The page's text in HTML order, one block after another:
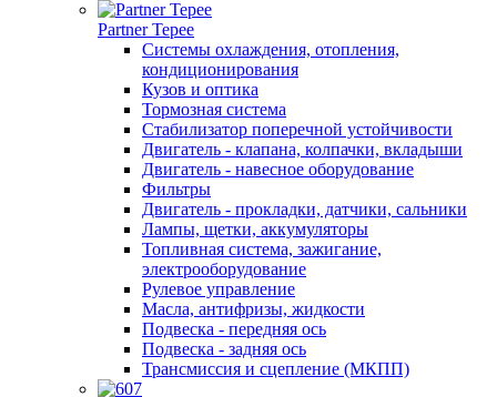
Partner Tepee
Системы охлаждения, отопления,
кондиционирования
Кузов и оптика
Тормозная система
Стабилизатор поперечной устойчивости
Двигатель - клапана, колпачки, вкладыши
Двигатель - навесное оборудование
Фильтры
Двигатель - прокладки, датчики, сальники
Лампы, щетки, аккумуляторы
Топливная система, зажигание,
электрооборудование
Рулевое управление
Масла, антифризы, жидкости
Подвеска - передняя ось
Подвеска - задняя ось
Трансмиссия и сцепление (МКПП)